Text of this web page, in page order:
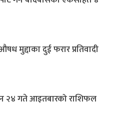
मुद्दाका दुई फरार प्रतिवादी
२४ गते आइतबारको राशिफल